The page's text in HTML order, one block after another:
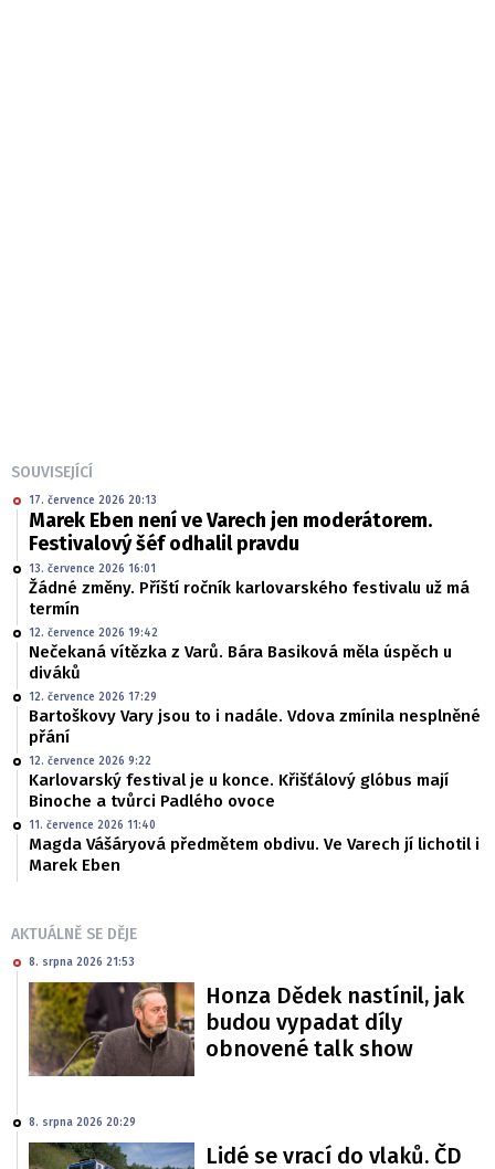
SOUVISEJÍCÍ
17. července 2026 20:13
Marek Eben není ve Varech jen moderátorem.
Festivalový šéf odhalil pravdu
13. července 2026 16:01
Žádné změny. Příští ročník karlovarského festivalu už má
termín
12. července 2026 19:42
Nečekaná vítězka z Varů. Bára Basiková měla úspěch u
diváků
12. července 2026 17:29
Bartoškovy Vary jsou to i nadále. Vdova zmínila nesplněné
přání
12. července 2026 9:22
Karlovarský festival je u konce. Křišťálový glóbus mají
Binoche a tvůrci Padlého ovoce
11. července 2026 11:40
Magda Vášáryová předmětem obdivu. Ve Varech jí lichotil i
Marek Eben
AKTUÁLNĚ SE DĚJE
8. srpna 2026 21:53
Honza Dědek nastínil, jak
budou vypadat díly
obnovené talk show
8. srpna 2026 20:29
Lidé se vrací do vlaků. ČD